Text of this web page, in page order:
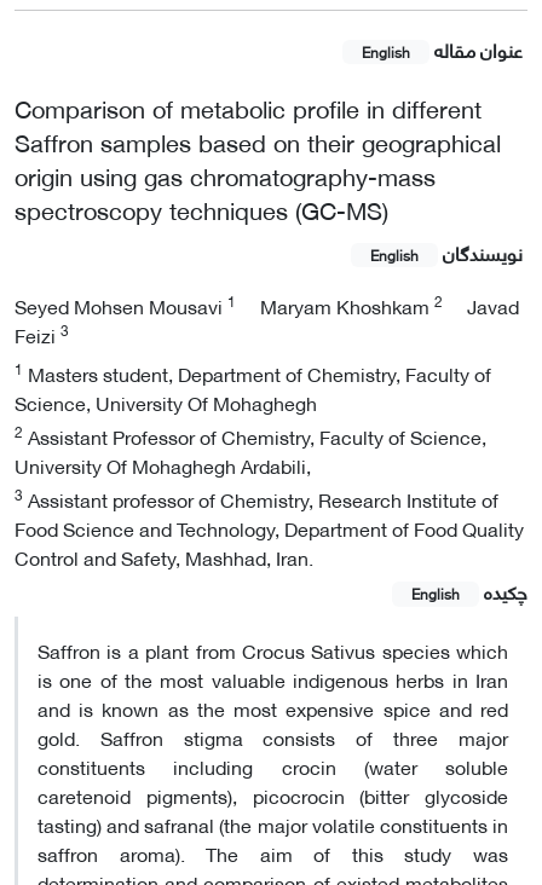
عنوان مقاله English
Comparison of metabolic profile in different
Saffron samples based on their geographical
origin using gas chromatography-mass
spectroscopy techniques (GC-MS)
نویسندگان English
Seyed Mohsen Mousavi 1 Maryam Khoshkam 2
Javad
Feizi 3
1 Masters student, Department of Chemistry, Faculty of
Science, University Of Mohaghegh
2 Assistant Professor of Chemistry, Faculty of Science,
University Of Mohaghegh Ardabili,
3 Assistant professor of Chemistry, Research Institute of
Food Science and Technology, Department of Food Quality
Control and Safety, Mashhad, Iran.
چکیده
English
Saffron is a plant from Crocus Sativus species which
is one of the most valuable indigenous herbs in Iran
and is known as the most expensive spice and red
gold. Saffron stigma consists of three major
constituents including crocin (water soluble
caretenoid pigments), picocrocin (bitter glycoside
tasting) and safranal (the major volatile constituents in
saffron aroma). The aim of this study was